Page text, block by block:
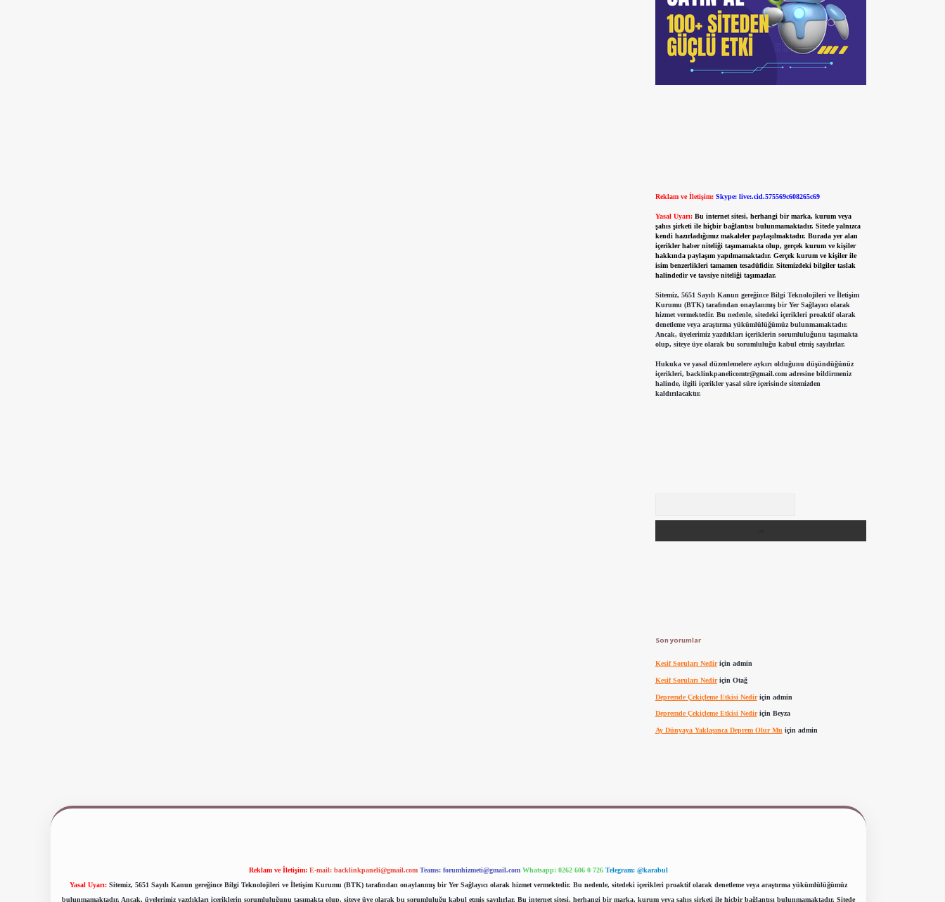
Reklam ve İletişim: Skype: live:.cid.575569c608265c69
Yasal Uyarı: Bu internet sitesi, herhangi bir marka, kurum veya
şahıs şirketi ile hiçbir bağlantısı bulunmamaktadır. Sitede yalnızca
kendi hazırladığımız makaleler paylaşılmaktadır. Burada yer alan
içerikler haber niteliği taşımamakta olup, gerçek kurum ve kişiler
hakkında paylaşım yapılmamaktadır. Gerçek kurum ve kişiler ile
isim benzerlikleri tamamen tesadüfidir. Sitemizdeki bilgiler taslak
halindedir ve tavsiye niteliği taşımazlar.
Sitemiz, 5651 Sayılı Kanun gereğince Bilgi Teknolojileri ve İletişim
Kurumu (BTK) tarafından onaylanmış bir Yer Sağlayıcı olarak
hizmet vermektedir. Bu nedenle, sitedeki içerikleri proaktif olarak
denetleme veya araştırma yükümlülüğümüz bulunmamaktadır.
Ancak, üyelerimiz yazdıkları içeriklerin sorumluluğunu taşımakta
olup, siteye üye olarak bu sorumluluğu kabul etmiş sayılırlar.
Hukuka ve yasal düzenlemelere aykırı olduğunu düşündüğünüz
içerikleri, backlinkpanelicomtr@gmail.comadresine bildirmeniz
halinde, ilgili içerikler yasal süre içerisinde sitemizden
kaldırılacaktır.
Son yorumlar
Keşif Soruları Nediriçin admin
Keşif Soruları Nediriçin Otağ
Depremde Çekiçleme Etkisi Nediriçin admin
Depremde Çekiçleme Etkisi Nediriçin Beyza
Ay Dünyaya Yaklaşınca Deprem Olur Mu için admin
Reklam ve İletişim: E-mail: backlinkpaneli@gmail.com Teams: forumhizmeti@gmail.com Whatsapp: 0262 606 0 726 Telegram: @karabul
Yasal Uyarı: Sitemiz, 5651 Sayılı Kanun gereğince Bilgi Teknolojileri ve İletişim Kurumu (BTK) tarafından onaylanmış bir Yer Sağlayıcı olarak hizmet vermektedir. Bu nedenle, sitedeki içerikleri proaktif olarak denetleme veya araştırma yükümlülüğümüz
bulunmamaktadır. Ancak, üyelerimiz yazdıkları içeriklerin sorumluluğunu taşımakta olup, siteye üye olarak bu sorumluluğu kabul etmiş sayılırlar. Bu internet sitesi, herhangi bir marka, kurum veya şahıs şirketi ile hiçbir bağlantısı bulunmamaktadır. Sitede